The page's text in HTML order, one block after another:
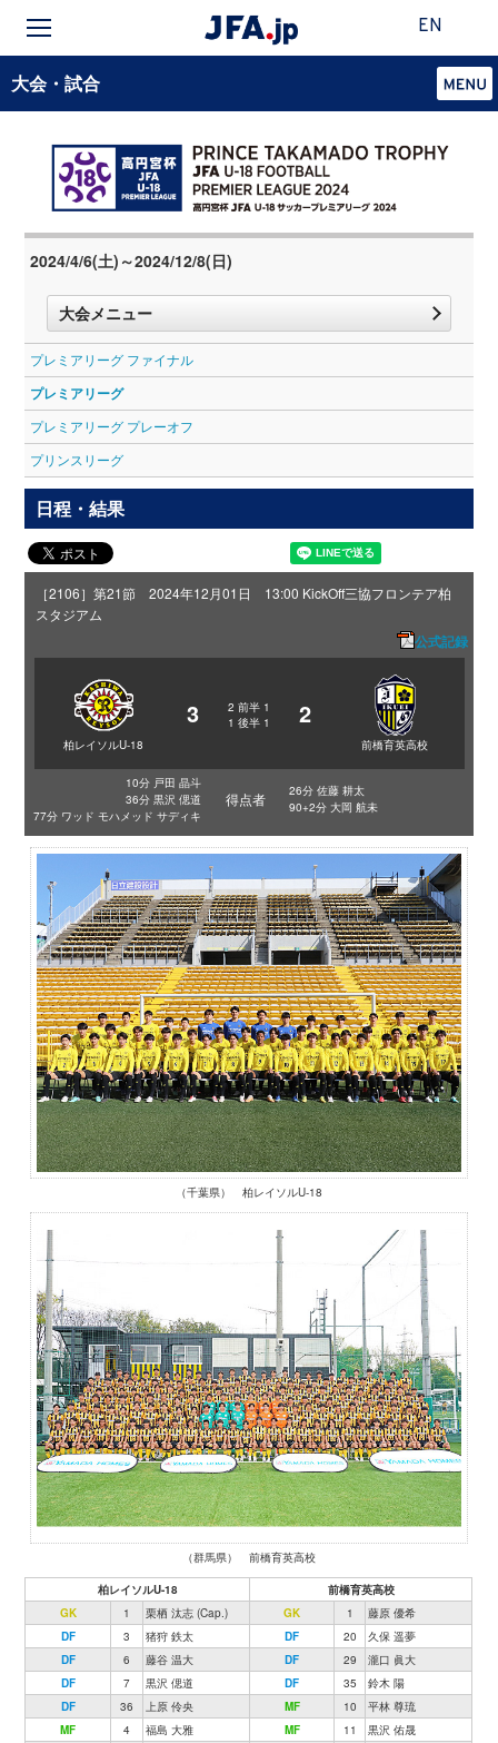
EN
大会・試合
2024/4/6(土)～2024/12/8(日)
大会メニュー
プレミアリーグ ファイナル
プレミアリーグ
プレミアリーグ プレーオフ
プリンスリーグ
日程・結果
［2106］第21節 2024年12月01日 13:00 KickOff三協フロンテア柏
スタジアム
公式記録
柏レイソルU-18
3 2 前半 1
1 後半 1 2
前橋育英高校
10分 戸田 晶斗
36分 黒沢 偲道
77分 ワッド モハメッド サディキ
得点者
26分 佐藤 耕太
90+2分 大岡 航未
（千葉県） 柏レイソルU-18
（群馬県） 前橋育英高校
柏レイソルU-18
前橋育英高校
GK
1 栗栖 汰志 (Cap.) GK 1
藤原 優希
DF
3 猪狩 鉄太 DF 20
久保 遥夢
DF
6 藤谷 温大 DF 29
瀧口 眞大
DF
7 黒沢 偲道 DF 35
鈴木 陽
DF
36 上原 伶央 MF 10
平林 尊琉
MF
4 福島 大雅 MF 11
黒沢 佑晟